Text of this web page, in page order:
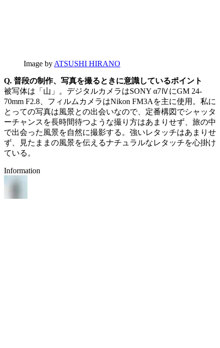
Image by ATSUSHI HIRANO
Q. 普段の制作、写真を撮るときに意識しているポイント
被写体は「山」。デジタルカメラはSONY α7ⅣにGM 24-
70mm F2.8、フィルムカメラはNikon FM3Aを主に使用。私に
とっての写真は風景との出会いなので、定番構図でシャッタ
ーチャンスを長時間待つような撮り方はあまりせず、旅の中
で出会った風景を自然に撮影する。強いレタッチはあまりせ
ず、見たままの風景を伝えるナチュラルなレタッチを心掛け
ている。
Information